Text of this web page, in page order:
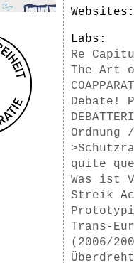
Labs:
Re
The Art
Debate!
Ordnung
quite
Was ist
Streik
Trans-
(2006/